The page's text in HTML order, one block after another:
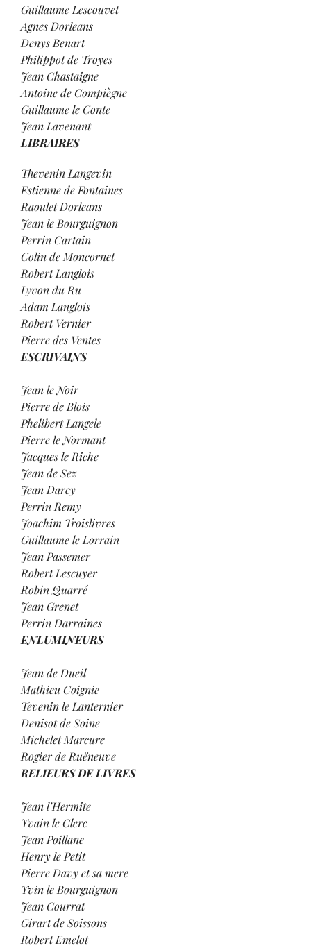
Guillaume Lescouvet
Agnes Dorleans
Denys Benart
Philippot de Troyes
Jean Chastaigne
Antoine de Compiègne
Guillaume le Conte
Jean Lavenant
LIBRAIRES
Thevenin Langevin
Estienne de Fontaines
Raoulet Dorleans
Jean le Bourguignon
Perrin Cartain
Colin de Moncornet
Robert Langlois
Lyvon du Ru
Adam Langlois
Robert Vernier
Pierre des Ventes
ESCRIVAINS
Jean le Noir
Pierre de Blois
Phelibert Langele
Pierre le Normant
Jacques le Riche
Jean de Sez
Jean Darcy
Perrin Remy
Joachim Troislivres
Guillaume le Lorrain
Jean Passemer
Robert Lescuyer
Robin Quarré
Jean Grenet
Perrin Darraines
ENLUMINEURS
Jean de Dueil
Mathieu Coignie
Tevenin le Lanternier
Denisot de Soine
Michelet Marcure
Rogier de Ruëneuve
RELIEURS DE LIVRES
Jean l’Hermite
Yvain le Clerc
Jean Poillane
Henry le Petit
Pierre Davy et sa mere
Yvin le Bourguignon
Jean Courrat
Girart de Soissons
Robert Emelot